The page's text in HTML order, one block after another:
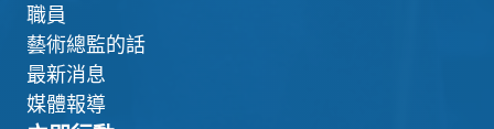
職員
藝術總監的話
最新消息
媒體報導